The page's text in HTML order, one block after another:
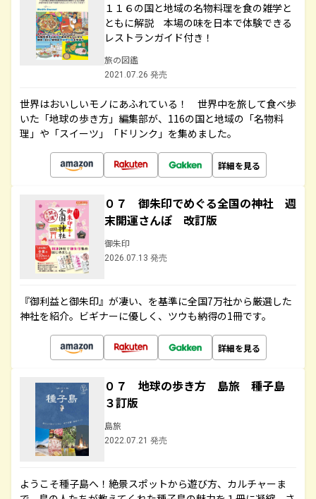
１１６の国と地域の名物料理を食の雑学と
ともに解説 本場の味を日本で体験できる
レストランガイド付き！
旅の図鑑
2021.07.26 発売
世界はおいしいモノにあふれている！ 世界中を旅して食べ歩
いた「地球の歩き方」編集部が、116の国と地域の「名物料
理」や「スイーツ」「ドリンク」を集めました。
詳細を見る
０７ 御朱印でめぐる全国の神社 週
末開運さんぽ 改訂版
御朱印
2026.07.13 発売
『御利益と御朱印』が凄い、を基準に全国7万社から厳選した
神社を紹介。ビギナーに優しく、ツウも納得の1冊です。
詳細を見る
０７ 地球の歩き方 島旅 種子島
３訂版
島旅
2022.07.21 発売
ようこそ種子島へ！絶景スポットから遊び方、カルチャーま